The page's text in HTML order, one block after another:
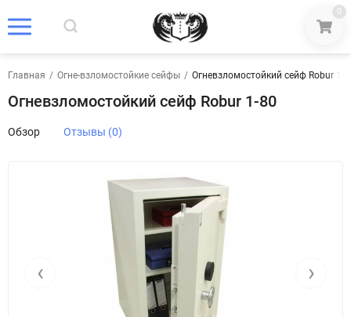
0
Главная / Огне-взломостойкие сейфы / Огневзломостойкий сейф Robur 1-
Огневзломостойкий сейф Robur 1-80
Обзор Отзывы (0)
‹ ›